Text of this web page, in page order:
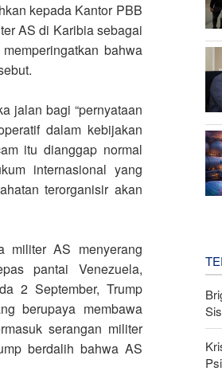
kepada Kantor PBB
AS di Karibia sebagai
bahwa
jalan bagi “pernyataan
dalam kebijakan
itu dianggap normal
internasional yang
terorganisir akan
militer AS menyerang
pantai Venezuela,
2 September, Trump
berupaya membawa
serangan militer
berdalih bahwa AS